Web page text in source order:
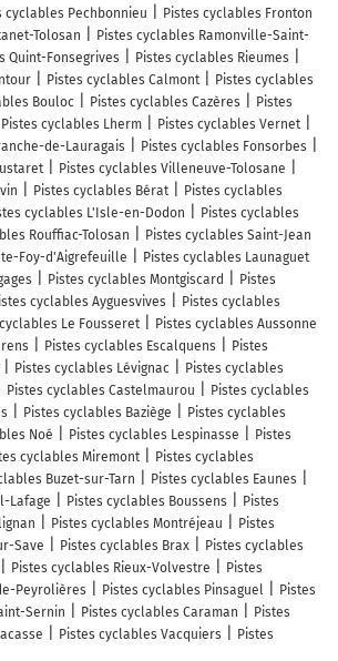
cyclables Pechbonnieu
Pistes cyclables Fronton
Tolosan
Pistes cyclables Ramonville-Saint-
Quint-Fonsegrives
Pistes cyclables Rieumes
Pistes cyclables Calmont
Pistes cyclables
Bouloc Pistes cyclables Cazères
Pistes
Pistes cyclables Lherm
Pistes cyclables Vernet
de-Lauragais
Pistes cyclables Fonsorbes
Pistes cyclables Villeneuve-Tolosane
Pistes cyclables Bérat
Pistes cyclables
cyclables L'Isle-en-Dodon
Pistes cyclables
Rouffiac-Tolosan
Pistes cyclables Saint-Jean
Foy-d'Aigrefeuille
Pistes cyclables Launaguet
Pistes cyclables Montgiscard
Pistes
cyclables Ayguesvives
Pistes cyclables
Le Fousseret
Pistes cyclables Aussonne
Pistes cyclables Escalquens
Pistes
Pistes cyclables Lévignac
Pistes cyclables
Pistes cyclables Castelmaurou
Pistes cyclables
Pistes cyclables Baziège
Pistes cyclables
Noé Pistes cyclables Lespinasse
Pistes
cyclables Miremont
Pistes cyclables
Buzet-sur-Tarn
Pistes cyclables Eaunes
Lafage
Pistes cyclables Boussens
Pistes
Pistes cyclables Montréjeau
Pistes
Save
Pistes cyclables Brax
Pistes cyclables
Pistes cyclables Rieux-Volvestre
Pistes
Peyrolières
Pistes cyclables Pinsaguel
Pistes
Sernin
Pistes cyclables Caraman
Pistes
Pistes cyclables Vacquiers
Pistes